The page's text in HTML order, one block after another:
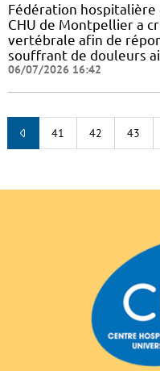
Fédération
CHU de Montpellier a
vertébrale afin de
souffrant de douleurs
06/07/2026 16:42
41 42 43